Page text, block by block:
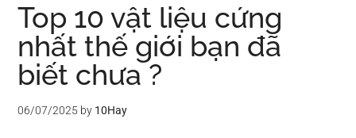
Top 10 vật liệu cứng
nhất thế giới bạn đã
biết chưa ?
06/07/2025 by 10Hay